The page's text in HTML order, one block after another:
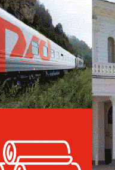
как
должны войти
функции,
этом быть по
что это положит